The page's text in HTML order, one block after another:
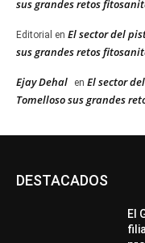
sus grandes retos
Editorial en El sector del
sus grandes retos
Ejay Dehal en El sector
Tomelloso sus grandes
DESTACADOS
El